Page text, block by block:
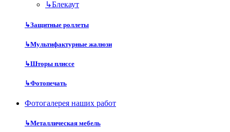
↳Блекаут
↳Защитные роллеты
↳Мультифактурные жалюзи
↳Шторы плиссе
↳Фотопечать
Фотогалерея наших работ
↳Металлическая мебель